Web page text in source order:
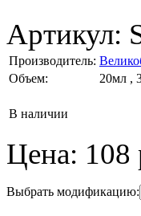
Артикул:
Производитель:
Объем:
20мл ,
В наличии
Цена: 108
Выбрать модификацию: